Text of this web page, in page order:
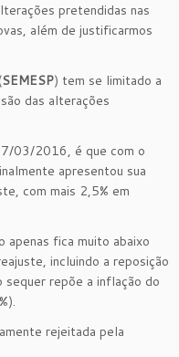
pretendidas nas
além de justificarmos
SEMESP) tem se limitado a
das alterações
03/2016, é que com o
apresentou sua
com mais 2,5% em
apenas fica muito abaixo
incluindo a reposição
sequer repõe a inflação do
rejeitada pela